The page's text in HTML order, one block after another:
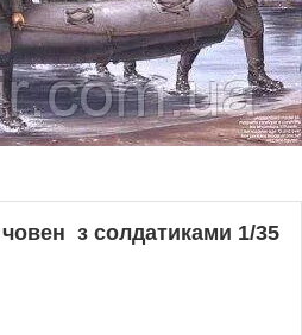
з солдатиками 1/35